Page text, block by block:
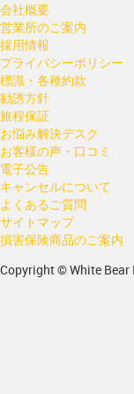
会社概要
営業所のご案内
採用情報
プライバシーポリシー
標識・各種約款
勧誘方針
旅程保証
お悩み解決デスク
お客様の声・口コミ
電子公告
キャンセルについて
よくあるご質問
サイトマップ
損害保険商品のご案内
Copyright © White Bear